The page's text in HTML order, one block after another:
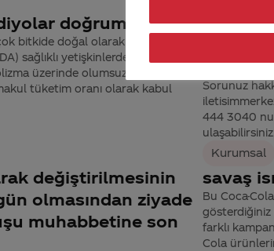
doğrumu?
bitkide doğal olarak bulunur.
sağlıklı yetişkinlerde 400 mg. a
üzerinde olumsuz bir etkisi
tüketim oranı olarak kabul
coca
ürün
Sorunuz
444 3040
ulaşabilirsiniz.
Kurumsal
değiştirilmesinin
olmasından ziyade
muhabbetine son
savaş
Bu Coca-
gösterdiğiniz
farklı
Cola